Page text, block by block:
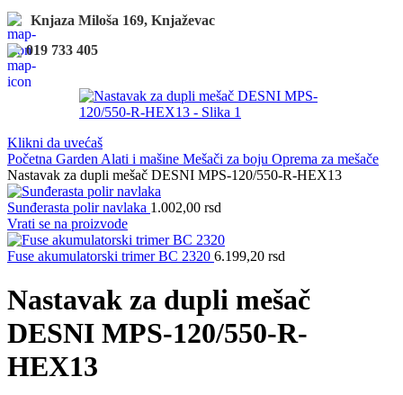
Knjaza Miloša 169, Knjaževac
019 733 405
Klikni da uvećaš
Početna Garden Alati i mašine Mešači za boju Oprema za mešače
Nastavak za dupli mešač DESNI MPS-120/550-R-HEX13
Sunđerasta polir navlaka 1.002,00 rsd
Vrati se na proizvode
Fuse akumulatorski trimer BC 2320 6.199,20 rsd
Nastavak za dupli mešač
DESNI MPS-120/550-R-
HEX13